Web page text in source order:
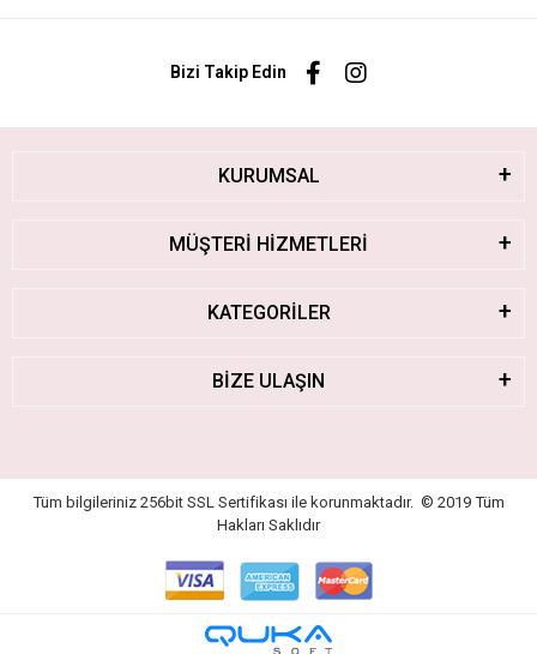
Bizi Takip Edin
KURUMSAL
MÜŞTERİ HİZMETLERİ
KATEGORİLER
BİZE ULAŞIN
Tüm bilgileriniz 256bit SSL Sertifikası ile korunmaktadır. © 2019 Tüm
Hakları Saklıdır